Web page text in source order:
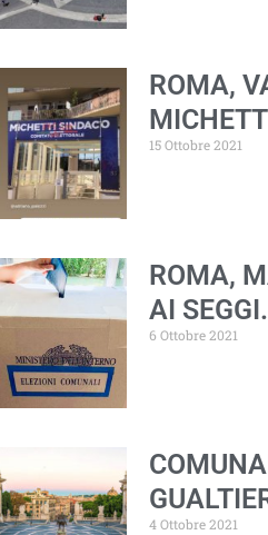
ROMA,
15 Ottobre 2021
ROMA,
AI
6 Ottobre 2021
4 Ottobre 2021